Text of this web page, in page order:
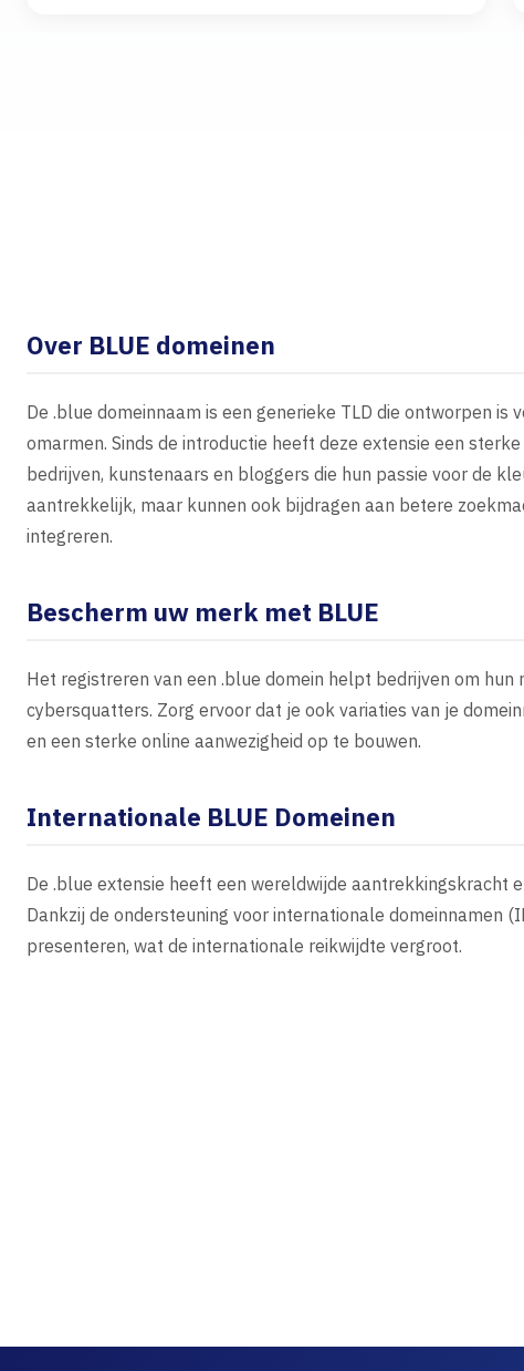
Over BLUE domeinen
De .blue domeinnaam is een generieke TLD die ontworpen
omarmen. Sinds de introductie heeft deze extensie een
bedrijven, kunstenaars en bloggers die hun passie voor de
aantrekkelijk, maar kunnen ook bijdragen aan betere
integreren.
Bescherm uw merk met BLUE
Het registreren van een .blue domein helpt bedrijven om
cybersquatters. Zorg ervoor dat je ook variaties van je
en een sterke online aanwezigheid op te bouwen.
Internationale BLUE Domeinen
De .blue extensie heeft een wereldwijde aantrekkingskracht
Dankzij de ondersteuning voor internationale domeinnamen
presenteren, wat de internationale reikwijdte vergroot.